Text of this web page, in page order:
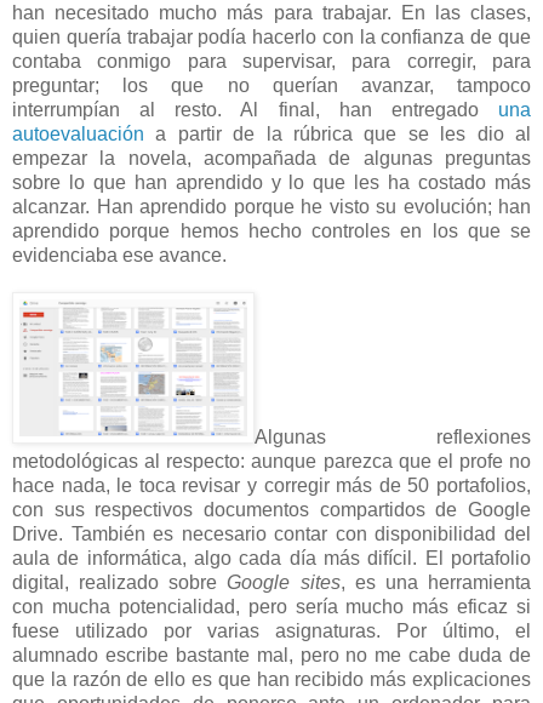
han necesitado mucho más para trabajar. En las clases,
quien quería trabajar podía hacerlo con la confianza de que
contaba conmigo para supervisar, para corregir, para
preguntar; los que no querían avanzar, tampoco
interrumpían al resto. Al final, han entregado una
autoevaluación a partir de la rúbrica que se les dio al
empezar la novela, acompañada de algunas preguntas
sobre lo que han aprendido y lo que les ha costado más
alcanzar. Han aprendido porque he visto su evolución; han
aprendido porque hemos hecho controles en los que se
evidenciaba ese avance.
Algunas reflexiones
metodológicas al respecto: aunque parezca que el profe no
hace nada, le toca revisar y corregir más de 50 portafolios,
con sus respectivos documentos compartidos de Google
Drive. También es necesario contar con disponibilidad del
aula de informática, algo cada día más difícil. El portafolio
digital, realizado sobreGoogle sites, es una herramienta
con mucha potencialidad, pero sería mucho más eficaz si
fuese utilizado por varias asignaturas. Por último, el
alumnado escribe bastante mal, pero no me cabe duda de
que la razón de ello es que han recibido más explicaciones